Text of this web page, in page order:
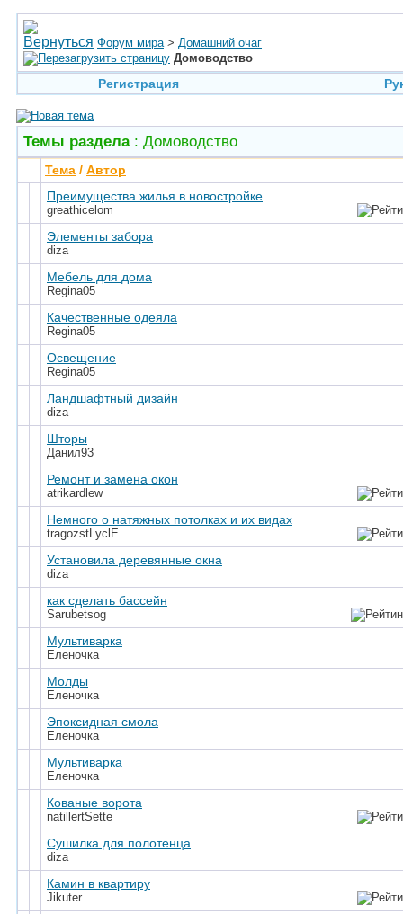
Форум мира > Домашний очаг
Домоводство
Регистрация
Темы раздела: Домоводство
Тема / Автор
Преимущества жилья в новостройке
greathicelom
Элементы забора
diza
Мебель для дома
Regina05
Качественные одеяла
Regina05
Освещение
Regina05
Ландшафтный дизайн
diza
Шторы
Данил93
Ремонт и замена окон
atrikardlew
Немного о натяжных потолках и их видах
tragozstLyclE
Установила деревянные окна
diza
как сделать бассейн
Sarubetsog
Мультиварка
Еленочка
Молды
Еленочка
Эпоксидная смола
Еленочка
Мультиварка
Еленочка
Кованые ворота
natillertSette
Сушилка для полотенца
diza
Камин в квартиру
Jikuter